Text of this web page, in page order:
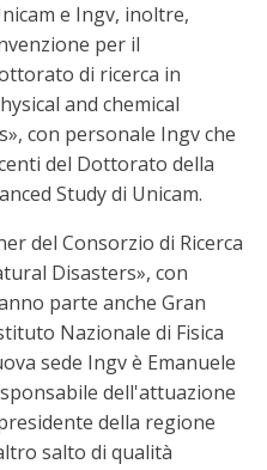
e Ingv, inoltre,
per il
di ricerca in
and chemical
con personale Ingv che
del Dottorato della
Study di Unicam.
del Consorzio di Ricerca
Disasters», con
parte anche Gran
Nazionale di Fisica
sede Ingv è Emanuele
dell'attuazione
della regione
salto di qualità